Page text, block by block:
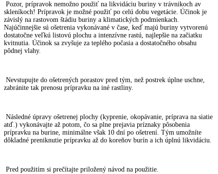
Pozor, prípravok nemožno použiť na likvidáciu buriny v trávnikoch av
skleníkoch! Prípravok je možné použiť po celú dobu vegetácie. Účinok je
závislý na rastovom štádiu buriny a klimatických podmienkach.
Najúčinnejšie sú ošetrenia vykonávané v čase, keď majú buriny vytvorenú
dostatočne veľkú listovú plochu a intenzívne rastú, najlepšie na začiatku
kvitnutia. Účinok sa zvyšuje za teplého počasia a dostatočného obsahu
pôdnej vlahy.
Nevstupujte do ošetrených porastov pred tým, než postrek úplne uschne,
zabránite tak prenosu prípravku na iné rastliny.
Následné úpravy ošetrenej plochy (kyprenie, okopávanie, príprava na siatie
atď.) vykonávajte až potom, čo sa plne prejavia príznaky pôsobenia
prípravku na burine, minimálne však 10 dní po ošetrení. Tým umožníte
dôkladné preniknutie prípravku až do koreňov burín a ich úplnú likvidáciu.
Pred použitím si prečítajte priložený návod na použitie.